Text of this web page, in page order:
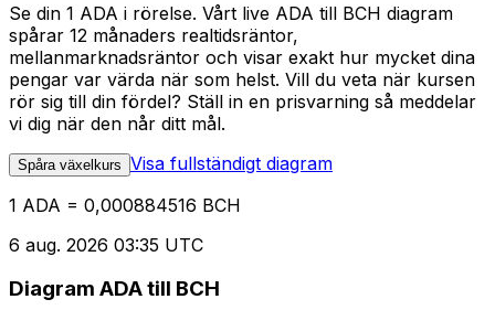
Se din 1 ADA i rörelse. Vårt live ADA till BCH diagram
spårar 12 månaders realtidsräntor,
mellanmarknadsräntor och visar exakt hur mycket dina
pengar var värda när som helst. Vill du veta när kursen
rör sig till din fördel? Ställ in en prisvarning så meddelar
vi dig när den når ditt mål.
Spåra växelkurs Visa fullständigt diagram
1 ADA = 0,000884516 BCH
6 aug. 2026 03:35 UTC
Diagram ADA till BCH